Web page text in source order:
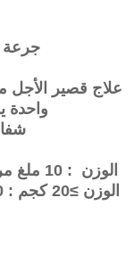
جرعة
واحدة
الوزن : 10 ملغ مرة واحدة يوميًا لمدة تصل إلى 8 أسابيع.